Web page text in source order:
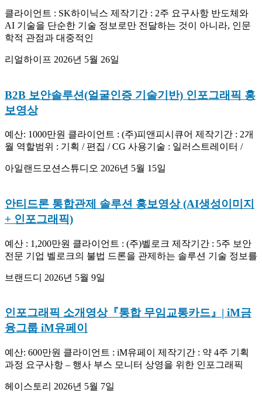
클라이언트 : SK하이닉스 제작기간 : 2주 요구사항 반도체와
AI 기술을 단순한 기술 정보로만 전달하는 것이 아니라, 인문
학적 관점과 대중적인
리얼하이프 2026년 5월 26일
B2B 보안솔루션(얼굴인증 기술기반) 인포그래픽 홍
보영상
예산: 1000만원 클라이언트 : (주)피앤피시큐어 제작기간 : 2개
월 역할범위 : 기획 / 편집 / CG 사용기술 : 일러스트레이터 /
아일랜드모션스튜디오 2026년 5월 15일
안티드론 통합관제 솔루션 홍보영상 (AI생성이미지
+ 인포그래픽)
예산 : 1,200만원 클라이언트 : (주)벨로크 제작기간 : 5주 보안
전문 기업 벨로크의 불법 드론을 관제하는 솔루션 기술 정보를
브랜드디 2026년 5월 9일
인포그래픽 소개영상『통합 무임교통카드』| iM금
융그룹 iM유페이
예산: 600만원 클라이언트 : iM유페이 제작기간 : 약 4주 기획
과정 요구사항 – 행사 부스 모니터 상영을 위한 인포그래픽
헤이스토리 2026년 5월 7일